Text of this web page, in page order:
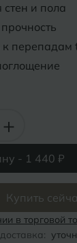
и пола
к перепадам
+
- 1 440 ₽
Купить
в торговой